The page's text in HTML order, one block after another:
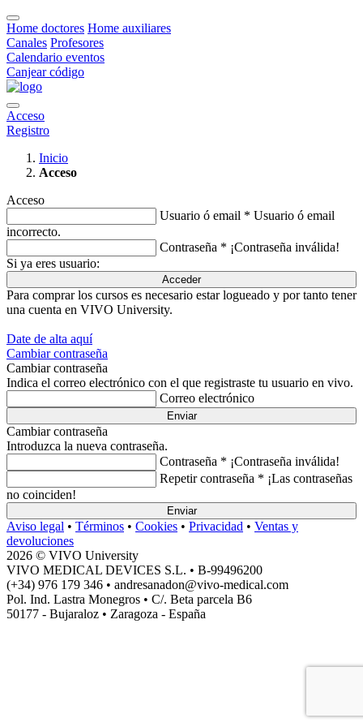
Home doctores Home auxiliares
Canales Profesores
Calendario eventos
Canjear código
Acceso
Registro
Inicio
Acceso
Acceso
Usuario ó email * Usuario ó email
incorrecto.
Contraseña * ¡Contraseña inválida!
Si ya eres usuario:
Acceder
Para comprar los cursos es necesario estar logueado y por tanto tener
una cuenta en VIVO University.
Date de alta aquí
Cambiar contraseña
Cambiar contraseña
Indica el correo electrónico con el que registraste tu usuario en vivo.
Correo electrónico
Enviar
Cambiar contraseña
Introduzca la nueva contraseña.
Contraseña * ¡Contraseña inválida!
Repetir contraseña * ¡Las contraseñas
no coinciden!
Enviar
Aviso legal • Términos • Cookies • Privacidad • Ventas y
devoluciones
2026 © VIVO University
VIVO MEDICAL DEVICES S.L. • B-99496200
(+34) 976 179 346 • andresanadon@vivo-medical.com
Pol. Ind. Lastra Monegros • C/. Beta parcela B6
50177 - Bujaraloz • Zaragoza - España